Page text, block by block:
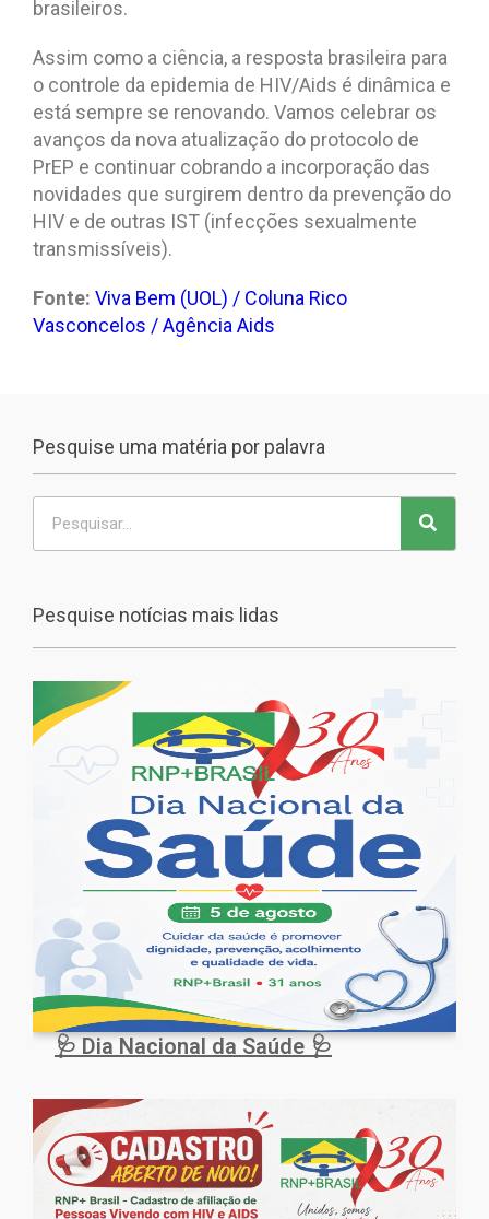
brasileiros.
Assim como a ciência, a resposta brasileira para
o controle da epidemia de HIV/Aids é dinâmica e
está sempre se renovando. Vamos celebrar os
avanços da nova atualização do protocolo de
PrEP e continuar cobrando a incorporação das
novidades que surgirem dentro da prevenção do
HIV e de outras IST (infecções sexualmente
transmissíveis).
Fonte: Viva Bem (UOL) / Coluna Rico
Vasconcelos / Agência Aids
Pesquise uma matéria por palavra
Pesquise notícias mais lidas
🩺 Dia Nacional da Saúde 🩺